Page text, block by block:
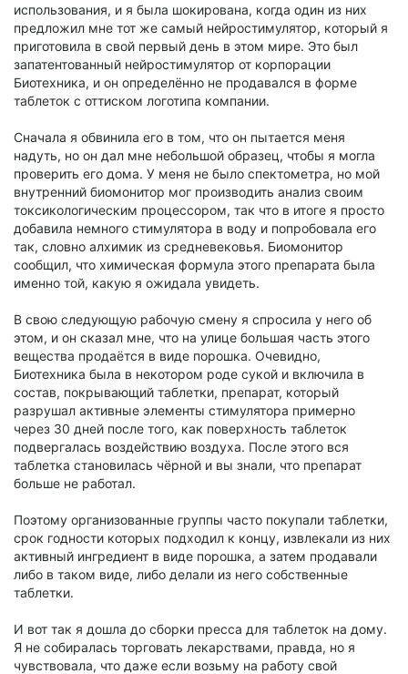
использования, и я была шокирована, когда один из них
предложил мне тот же самый нейростимулятор, который я
приготовила в свой первый день в этом мире. Это был
запатентованный нейростимулятор от корпорации
Биотехника, и он определённо не продавался в форме
таблеток с оттиском логотипа компании.
Сначала я обвинила его в том, что он пытается меня
надуть, но он дал мне небольшой образец, чтобы я могла
проверить его дома. У меня не было спектометра, но мой
внутренний биомонитор мог производить анализ своим
токсикологическим процессором, так что в итоге я просто
добавила немного стимулятора в воду и попробовала его
так, словно алхимик из средневековья. Биомонитор
сообщил, что химическая формула этого препарата была
именно той, какую я ожидала увидеть.
В свою следующую рабочую смену я спросила у него об
этом, и он сказал мне, что на улице большая часть этого
вещества продаётся в виде порошка. Очевидно,
Биотехника была в некотором роде сукой и включила в
состав, покрывающий таблетки, препарат, который
разрушал активные элементы стимулятора примерно
через 30 дней после того, как поверхность таблеток
подвергалась воздействию воздуха. После этого вся
таблетка становилась чёрной и вы знали, что препарат
больше не работал.
Поэтому организованные группы часто покупали таблетки,
срок годности которых подходил к концу, извлекали из них
активный ингредиент в виде порошка, а затем продавали
либо в таком виде, либо делали из него собственные
таблетки.
И вот так я дошла до сборки пресса для таблеток на дому.
Я не собиралась торговать лекарствами, правда, но я
чувствовала, что даже если возьму на работу свой